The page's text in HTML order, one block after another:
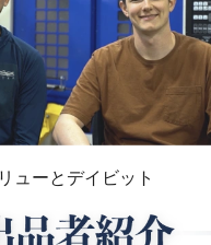
ューとデイビット